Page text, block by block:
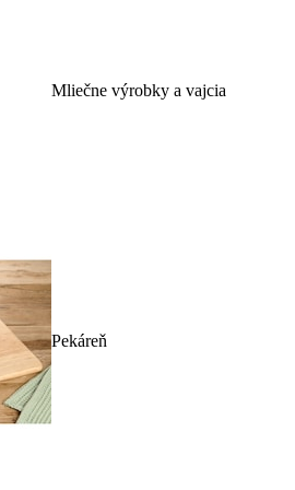
Mliečne výrobky a vajcia
Pekáreň